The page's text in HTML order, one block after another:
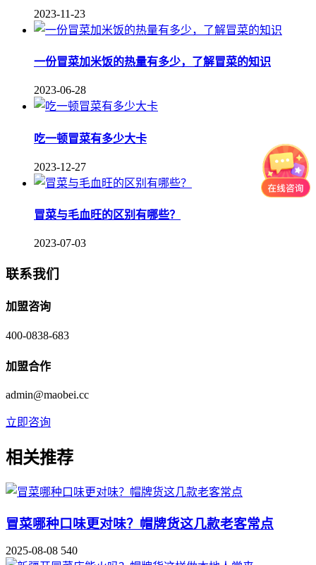
2023-11-23
一份冒菜加米饭的热量有多少，了解冒菜的知识
2023-06-28
吃一顿冒菜有多少大卡
2023-12-27
冒菜与毛血旺的区别有哪些？
2023-07-03
联系我们
加盟咨询
400-0838-683
加盟合作
admin@maobei.cc
立即咨询
相关推荐
冒菜哪种口味更对味？帽牌货这几款老客常点
2025-08-08 540